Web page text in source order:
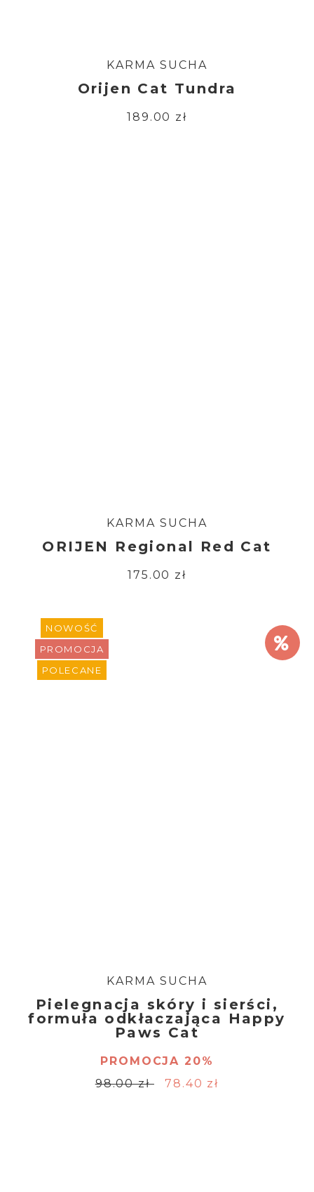
KARMA SUCHA
Orijen Cat Tundra
189.00 zł
KARMA SUCHA
ORIJEN Regional Red Cat
175.00 zł
NOWOŚĆ
PROMOCJA
POLECANE
KARMA SUCHA
Pielegnacja skóry i sierści,
formuła odkłaczająca Happy
Paws Cat
PROMOCJA 20%
98.00 zł
78.40 zł